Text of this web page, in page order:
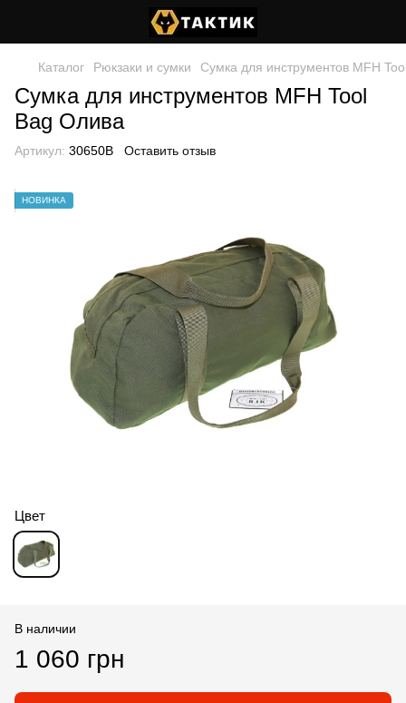
Каталог Рюкзаки и сумки Сумка для инструментов MFH
Сумка для инструментов MFH Tool
Bag Олива
Артикул: 30650B Оставить отзыв
НОВИНКА
Цвет
В наличии
1 060 грн